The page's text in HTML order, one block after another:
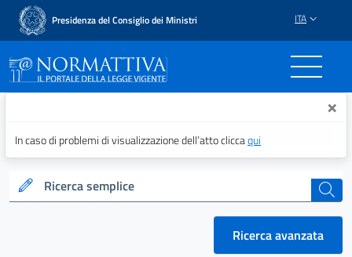
Presidenza del Consiglio dei Ministri ITA
Normattiva - Il portale ×
In caso di problemi di visualizzazione dell’atto cliccaqui
Ricerca semplice cerca
Ricerca avanzata